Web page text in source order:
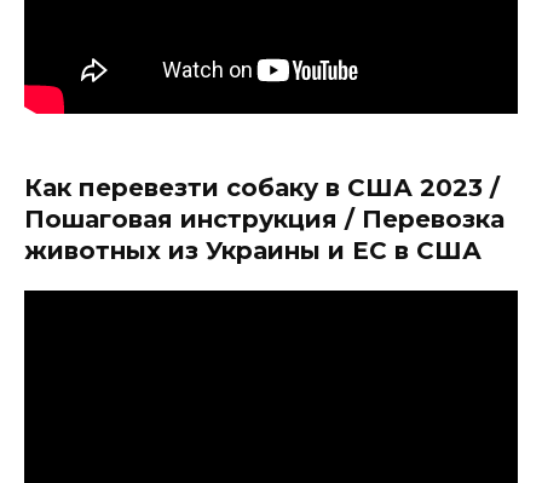
Как перевезти собаку в США 2023 /
Пошаговая инструкция / Перевозка
животных из Украины и ЕС в США